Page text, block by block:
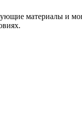
материалы и